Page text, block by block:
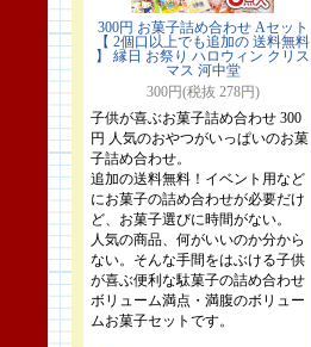
300円 お菓子詰め合わせ Aセット
【 2個口以上でも追加の 送料無料
】 縁日 お祭り ハロウィン クリス
マス 河中堂
300円(税抜 278円)
子供が喜ぶお菓子詰め合わせ 300
円 人気のおやつがいっぱいのお菓
子詰め合わせ。
追加の送料無料！イベント用など
にお菓子の詰め合わせが必要だけ
ど、お菓子選びに時間がない。
人気の商品、何がいいのか分から
ない。そんな手間をはぶける子供
が喜ぶ便利な駄菓子の詰め合わせ
ボリューム満点・満腹のボリュー
ムお菓子セットです。